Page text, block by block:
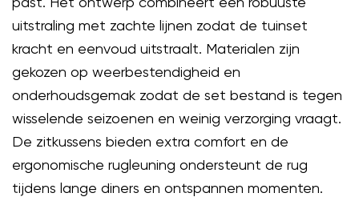
uitstraling met zachte lijnen zodat de tuinset
kracht en eenvoud uitstraalt. Materialen zijn
gekozen op weerbestendigheid en
onderhoudsgemak zodat de set bestand is tegen
wisselende seizoenen en weinig verzorging vraagt.
De zitkussens bieden extra comfort en de
ergonomische rugleuning ondersteunt de rug
tijdens lange diners en ontspannen momenten.